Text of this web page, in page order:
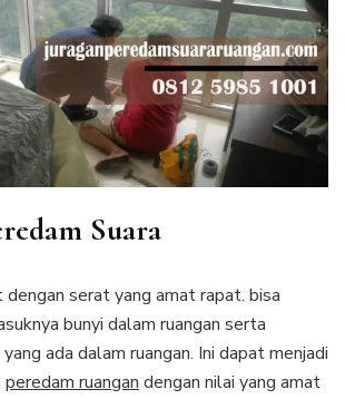
Suara
serat yang amat rapat. bisa
bunyi dalam ruangan serta
ada dalam ruangan. Ini dapat menjadi
peredam ruangandengan nilai yang amat